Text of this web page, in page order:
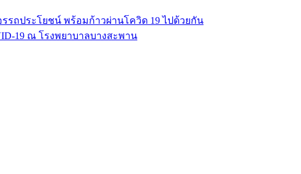
ถประโยชน์ พร้อมก้าวผ่านโควิด 19 ไปด้วยกัน
19 ณ โรงพยาบาลบางสะพาน